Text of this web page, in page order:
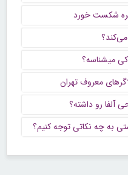
شکست خورد
کی میشناسه؟
معروف تهران
آلفا رو داشته؟
به چه نکاتی توجه کنیم؟